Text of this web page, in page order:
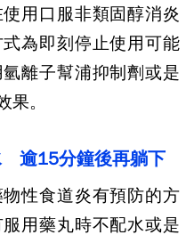
用口服非類固醇消炎
為即刻停止使用可能
離子幫浦抑制劑或是
。
逾15分鐘後再躺下
性食道炎有預防的方
用藥丸時不配水或是